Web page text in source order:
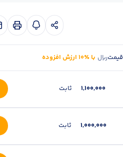
قیمتریال با ٪۱۰ ارزش افزوده
1,100,000 ثابت
1,000,000 ثابت